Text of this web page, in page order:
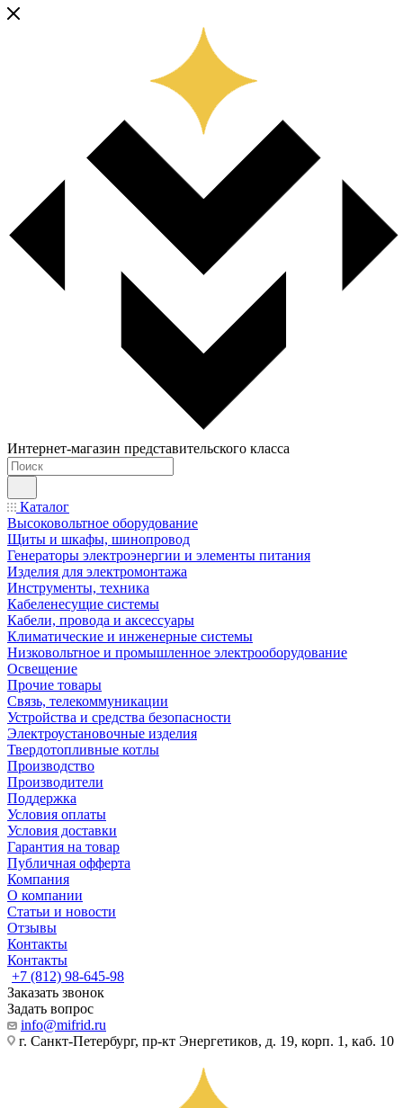
Интернет-магазин представительского класса
Каталог
Высоковольтное оборудование
Щиты и шкафы, шинопровод
Генераторы электроэнергии и элементы питания
Изделия для электромонтажа
Инструменты, техника
Кабеленесущие системы
Кабели, провода и аксессуары
Климатические и инженерные системы
Низковольтное и промышленное электрооборудование
Освещение
Прочие товары
Связь, телекоммуникации
Устройства и средства безопасности
Электроустановочные изделия
Твердотопливные котлы
Производство
Производители
Поддержка
Условия оплаты
Условия доставки
Гарантия на товар
Публичная офферта
Компания
О компании
Статьи и новости
Отзывы
Контакты
Контакты
+7 (812) 98-645-98
Заказать звонок
Задать вопрос
info@mifrid.ru
г. Санкт-Петербург, пр-кт Энергетиков, д. 19, корп. 1, каб. 10